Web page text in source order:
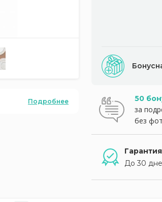
Подробнее 50
за
без
До 30